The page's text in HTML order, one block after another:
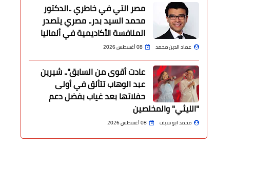
مصر التي في خاطري ..الدكتور
محمد السيد بدر.. مصري يتصدر
المنافسة الأكاديمية في ألمانيا
عماد الدين محمد 08 أغسطس 2026
عادت أقوى من السابق".. شيرين
عبد الوهاب تتألق في أولى
حفلاتها بعد غياب بفضل دعم
"الليثي" والمخلصين
محمد ابو سيف 08 أغسطس 2026